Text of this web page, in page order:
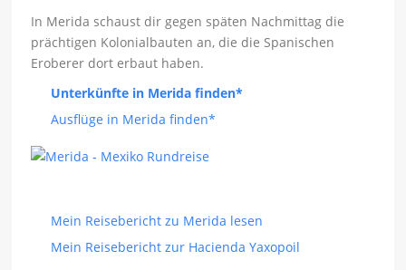
In Merida schaust dir gegen späten Nachmittag die
prächtigen Kolonialbauten an, die die Spanischen
Eroberer dort erbaut haben.
Unterkünfte in Merida finden*
Ausflüge in Merida finden*
Mein Reisebericht zu Merida lesen
Mein Reisebericht zur Hacienda Yaxopoil